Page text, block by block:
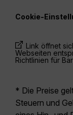
Cookie-
Link öffnet
Webseiten
Richtlinien für
* Die Preise
Steuern und